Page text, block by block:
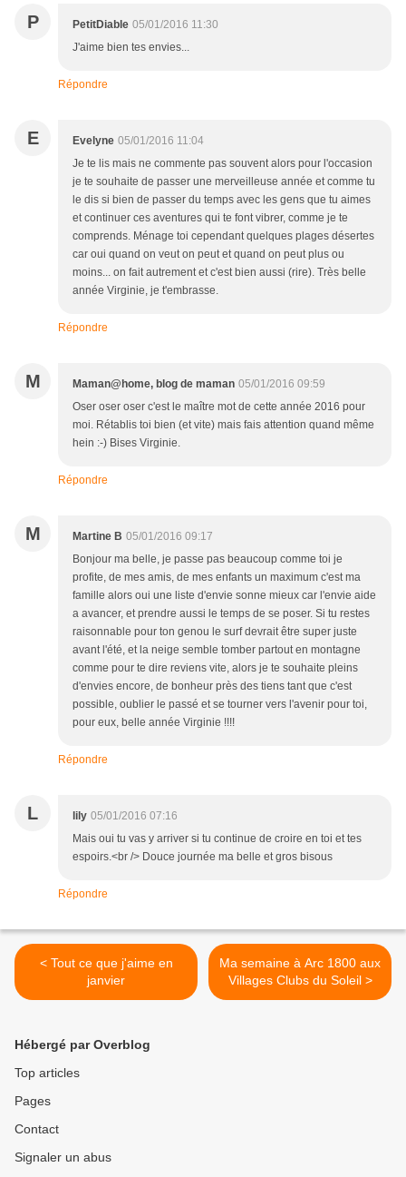
P PetitDiable 05/01/2016 11:30
J'aime bien tes envies...
Répondre
E Evelyne 05/01/2016 11:04
Je te lis mais ne commente pas souvent alors pour l'occasion
je te souhaite de passer une merveilleuse année et comme tu
le dis si bien de passer du temps avec les gens que tu aimes
et continuer ces aventures qui te font vibrer, comme je te
comprends. Ménage toi cependant quelques plages désertes
car oui quand on veut on peut et quand on peut plus ou
moins... on fait autrement et c'est bien aussi (rire). Très belle
année Virginie, je t'embrasse.
Répondre
M Maman@home, blog de maman 05/01/2016 09:59
Oser oser oser c'est le maître mot de cette année 2016 pour
moi. Rétablis toi bien (et vite) mais fais attention quand même
hein :-) Bises Virginie.
Répondre
M Martine B 05/01/2016 09:17
Bonjour ma belle, je passe pas beaucoup comme toi je
profite, de mes amis, de mes enfants un maximum c'est ma
famille alors oui une liste d'envie sonne mieux car l'envie aide
a avancer, et prendre aussi le temps de se poser. Si tu restes
raisonnable pour ton genou le surf devrait être super juste
avant l'été, et la neige semble tomber partout en montagne
comme pour te dire reviens vite, alors je te souhaite pleins
d'envies encore, de bonheur près des tiens tant que c'est
possible, oublier le passé et se tourner vers l'avenir pour toi,
pour eux, belle année Virginie !!!!
Répondre
L lily 05/01/2016 07:16
Mais oui tu vas y arriver si tu continue de croire en toi et tes
espoirs.<br /> Douce journée ma belle et gros bisous
Répondre
< Tout ce que j'aime en
janvier
Ma semaine à Arc 1800 aux
Villages Clubs du Soleil >
Hébergé par Overblog
Top articles
Pages
Contact
Signaler un abus